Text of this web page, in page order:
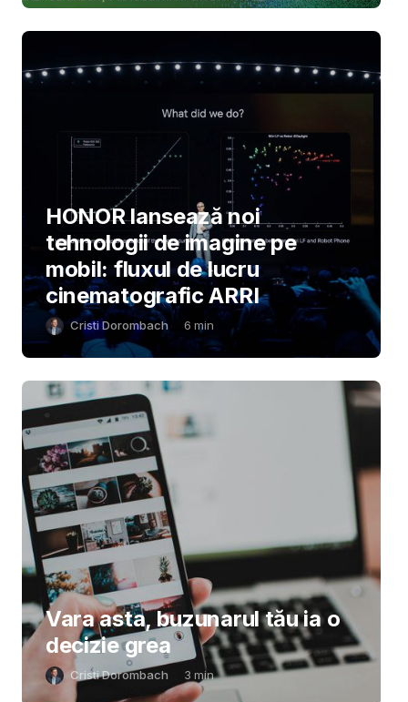
HONOR lansează noi
tehnologii de imagine pe
mobil: fluxul de lucru
cinematografic ARRI
Cristi Dorombach 6 min
Vara asta, buzunarul tău ia o
decizie grea
Cristi Dorombach 3 min